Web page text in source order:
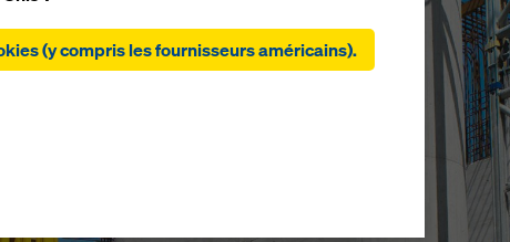
les cookies (y compris les fournisseurs
à l'installation et à l'utilisation de tous les
l'aide des cases à cocher. Cela peut également
vers des pays tiers tels que les États-Unis. Si
sélectionnés incluent également des
données vers des pays tiers pour lesquels il
au titre de l'article 45 du RGPD ni de
(y compris les fournisseurs américains).